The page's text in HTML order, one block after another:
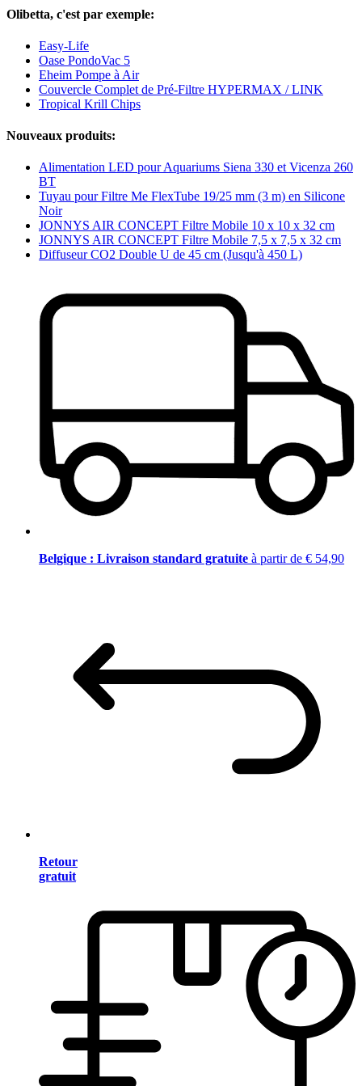
Olibetta, c'est par exemple:
Easy-Life
Oase PondoVac 5
Eheim Pompe à Air
Couvercle Complet de Pré-Filtre HYPERMAX / LINK
Tropical Krill Chips
Nouveaux produits:
Alimentation LED pour Aquariums Siena 330 et Vicenza 260
BT
Tuyau pour Filtre Me FlexTube 19/25 mm (3 m) en Silicone
Noir
JONNYS AIR CONCEPT Filtre Mobile 10 x 10 x 32 cm
JONNYS AIR CONCEPT Filtre Mobile 7,5 x 7,5 x 32 cm
Diffuseur CO2 Double U de 45 cm (Jusqu'à 450 L)
Belgique : Livraison standard gratuite à partir de € 54,90
Retour
gratuit